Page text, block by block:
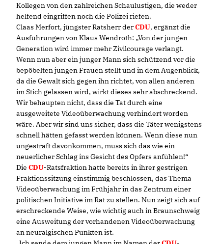
Kollegen von den zahlreichen Schaulustigen, die weder
helfend eingriffen noch die Polizei riefen.
Claas Merfort, jüngster Ratsherr derCDU, ergänzt die
Ausführungen von Klaus Wendroth: „Von der jungen
Generation wird immer mehr Zivilcourage verlangt.
Wenn nun aber ein junger Mann sich schützend vor die
bepöbelten jungen Frauen stellt und in dem Augenblick,
da die Gewalt sich gegen ihn richtet, von allen anderen
im Stich gelassen wird, wirkt dieses sehr abschreckend.
Wir behaupten nicht, dass die Tat durch eine
ausgeweitete Videoüberwachung verhindert worden
wäre. Aber wir sind uns sicher, dass die Täter wenigstens
schnell hätten gefasst werden können. Wenn diese nun
ungestraft davonkommen, muss sich das wie ein
neuerlicher Schlag ins Gesicht des Opfers anfühlen!“
Die CDU-Ratsfraktion hatte bereits in ihrer gestrigen
Fraktionssitzung einstimmig beschlossen, das Thema
Videoüberwachung im Frühjahr in das Zentrum einer
politischen Initiative im Rat zu stellen. Nun zeigt sich auf
erschreckende Weise, wie wichtig auch in Braunschweig
eine Ausweitung der vorhandenen Videoüberwachung
an neuralgischen Punkten ist.